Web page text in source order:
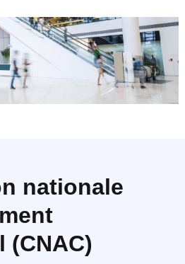
nationale
(CNAC)